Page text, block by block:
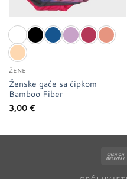
ŽENE
Ženske gaće sa čipkom
Bamboo Fiber
3,00 €